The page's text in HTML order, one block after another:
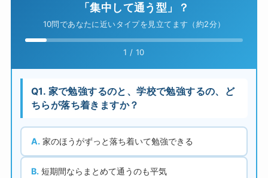
「集中して通う型」？
10問であなたに近いタイプを見立てます（約2分）
1 / 10
Q1. 家で勉強するのと、学校で勉強するの、ど
ちらが落ち着きますか？
A. 家のほうがずっと落ち着いて勉強できる
B. 短期間ならまとめて通うのも平気